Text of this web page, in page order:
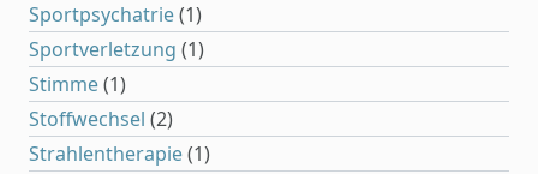
Sportpsychatrie(1)
Sportverletzung (1)
Stimme(1)
Stoffwechsel (2)
Strahlentherapie(1)